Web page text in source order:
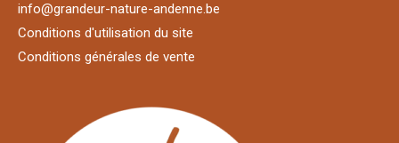
info@grandeur-nature-andenne.be
Conditions d'utilisation du site
Conditions générales de vente